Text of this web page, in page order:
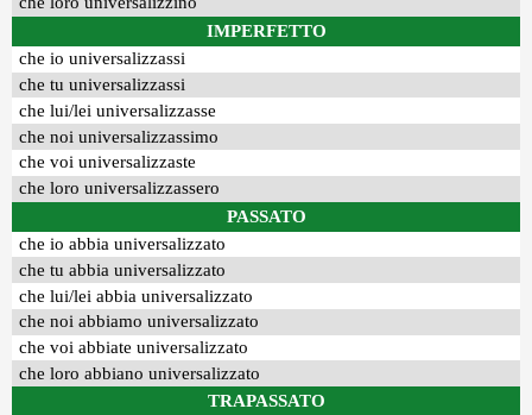
IMPERFETTO
che io universalizzassi
che tu universalizzassi
che lui/lei universalizzasse
che noi universalizzassimo
che voi universalizzaste
che loro universalizzassero
PASSATO
che io abbia universalizzato
che tu abbia universalizzato
che lui/lei abbia universalizzato
che noi abbiamo universalizzato
che voi abbiate universalizzato
che loro abbiano universalizzato
TRAPASSATO